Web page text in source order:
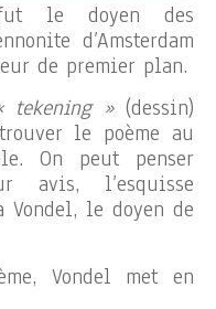
fut le doyen des
d’Amsterdam
de premier plan.
tekening »(dessin)
le poème au
On peut penser
avis, l’esquisse
Vondel, le doyen de
Vondel met en